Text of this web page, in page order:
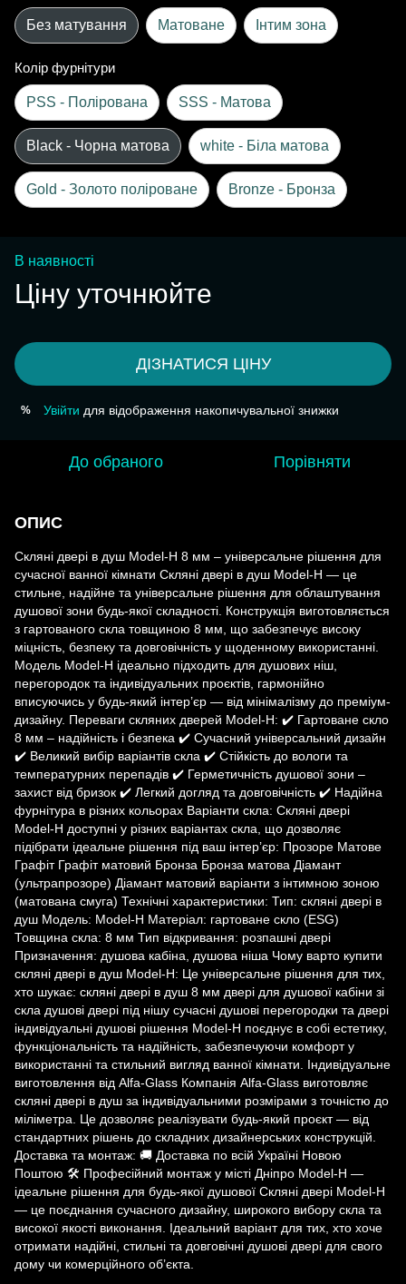
Без матування Матоване Інтим зона
Колір фурнітури
PSS - Полірована SSS - Матова
Black - Чорна матова white - Біла матова
Gold - Золото поліроване Bronze - Бронза
В наявності
Ціну уточнюйте
ДІЗНАТИСЯ ЦІНУ
% Увійти для відображення накопичувальної знижки
До обраного Порівняти
ОПИС
Скляні двері в душ Model-H 8 мм – універсальне рішення для
сучасної ванної кімнати Скляні двері в душ Model-H — це
стильне, надійне та універсальне рішення для облаштування
душової зони будь-якої складності. Конструкція виготовляється
з гартованого скла товщиною 8 мм, що забезпечує високу
міцність, безпеку та довговічність у щоденному використанні.
Модель Model-H ідеально підходить для душових ніш,
перегородок та індивідуальних проєктів, гармонійно
вписуючись у будь-який інтер’єр — від мінімалізму до преміум-
дизайну. Переваги скляних дверей Model-H: ✔️ Гартоване скло
8 мм – надійність і безпека ✔️ Сучасний універсальний дизайн
✔️ Великий вибір варіантів скла ✔️ Стійкість до вологи та
температурних перепадів ✔️ Герметичність душової зони –
захист від бризок ✔️ Легкий догляд та довговічність ✔️ Надійна
фурнітура в різних кольорах Варіанти скла: Скляні двері
Model-H доступні у різних варіантах скла, що дозволяє
підібрати ідеальне рішення під ваш інтер’єр: Прозоре Матове
Графіт Графіт матовий Бронза Бронза матова Діамант
(ультрапрозоре) Діамант матовий варіанти з інтимною зоною
(матована смуга) Технічні характеристики: Тип: скляні двері в
душ Модель: Model-H Матеріал: гартоване скло (ESG)
Товщина скла: 8 мм Тип відкривання: розпашні двері
Призначення: душова кабіна, душова ніша Чому варто купити
скляні двері в душ Model-H: Це універсальне рішення для тих,
хто шукає: скляні двері в душ 8 мм двері для душової кабіни зі
скла душові двері під нішу сучасні душові перегородки та двері
індивідуальні душові рішення Model-H поєднує в собі естетику,
функціональність та надійність, забезпечуючи комфорт у
використанні та стильний вигляд ванної кімнати. Індивідуальне
виготовлення від Alfa-Glass Компанія Alfa-Glass виготовляє
скляні двері в душ за індивідуальними розмірами з точністю до
міліметра. Це дозволяє реалізувати будь-який проєкт — від
стандартних рішень до складних дизайнерських конструкцій.
Доставка та монтаж: 🚚 Доставка по всій Україні Новою
Поштою 🛠 Професійний монтаж у місті Дніпро Model-H —
ідеальне рішення для будь-якої душової Скляні двері Model-H
— це поєднання сучасного дизайну, широкого вибору скла та
високої якості виконання. Ідеальний варіант для тих, хто хоче
отримати надійні, стильні та довговічні душові двері для свого
дому чи комерційного об’єкта.